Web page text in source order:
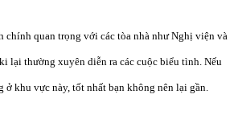
chính quan trọng với các tòa nhà như Nghị viện và
lại thường xuyên diễn ra các cuộc biểu tình. Nếu
ở khu vực này, tốt nhất bạn không nên lại gần.